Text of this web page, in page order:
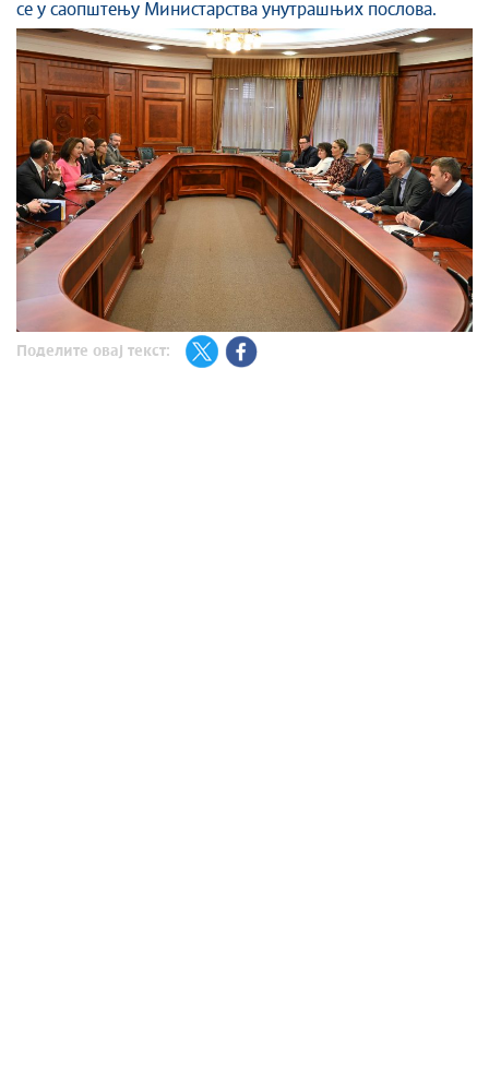
се у саопштењу Министарства унутрашњих послова.
Поделите овај текст: